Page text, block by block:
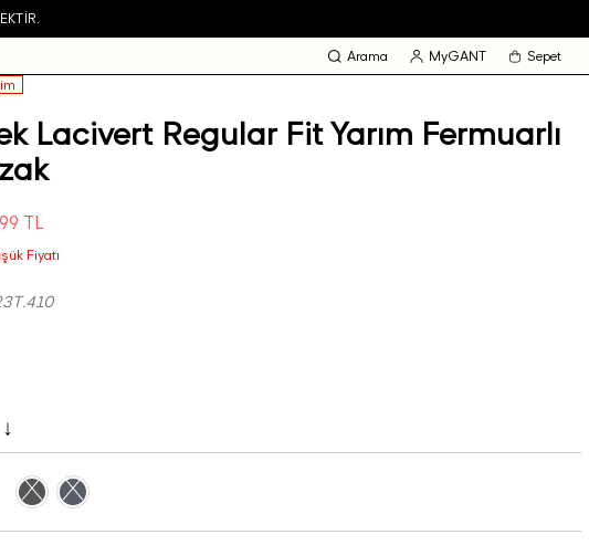
Arama MyGANT Sepet
Lacivert Regular Fit Yarım Fermuarlı
TL
Fiyatı